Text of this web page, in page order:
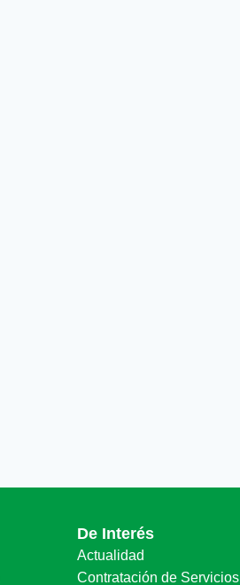
De Interés
Actualidad
Contratación de Servicios